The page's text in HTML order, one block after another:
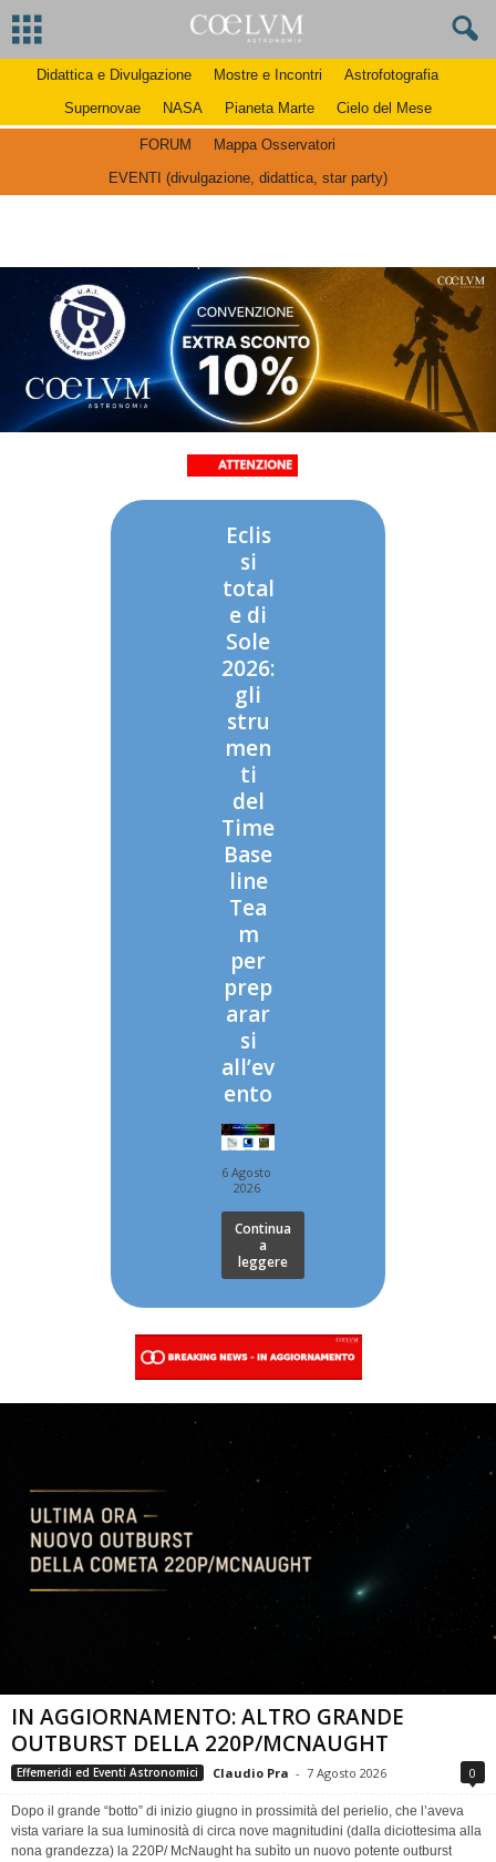
Didattica e Divulgazione Mostre e Incontri
Astrofotografia
Supernovae
NASA Pianeta Marte Cielo del Mese
FORUM
Mappa Osservatori
EVENTI (divulgazione, didattica, star party)
Eclis
si
total
e di
Sole
2026:
gli
stru
men
ti
del
Time
Base
line
Tea
m
per
prep
arar
si
all’ev
ento
6 Agosto
2026
Continua
a
leggere
IN AGGIORNAMENTO: ALTRO GRANDE
OUTBURST DELLA 220P/MCNAUGHT
Effemeridi ed Eventi Astronomici Claudio Pra - 7 Agosto 2026 0
Dopo il grande “botto” di inizio giugno in prossimità del perielio, che l’aveva
vista variare la sua luminosità di circa nove magnitudini (dalla diciottesima alla
nona grandezza) la 220P/ McNaught ha subìto un nuovo potente outburst